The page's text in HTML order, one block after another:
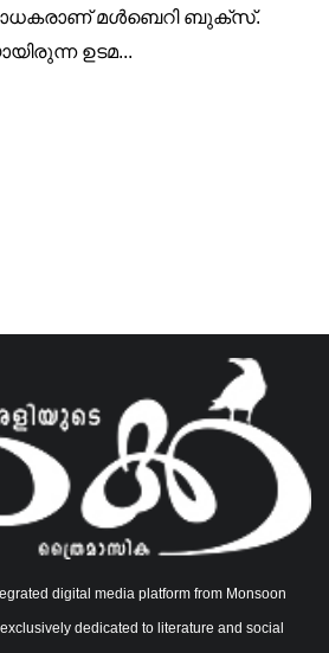
മൾബെറി ബുക്‌സ്.
ഉടമ...
digital media platform from Monsoon
dedicated to literature and social